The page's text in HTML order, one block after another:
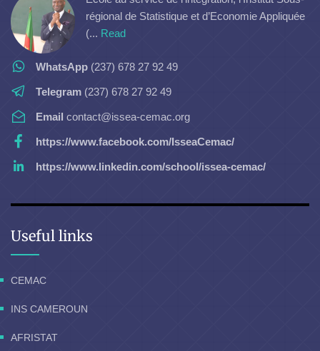
régional de Statistique et d’Economie Appliquée
(... Read
WhatsApp (237) 678 27 92 49
Telegram (237) 678 27 92 49
Email contact@issea-cemac.org
https://www.facebook.com/IsseaCemac/
https://www.linkedin.com/school/issea-cemac/
Useful links
CEMAC
INS CAMEROUN
AFRISTAT